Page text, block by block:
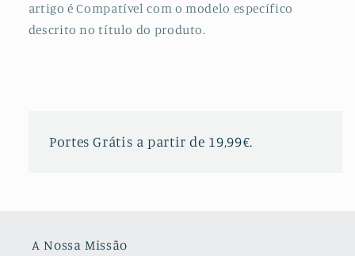
artigo é Compatível com o modelo específico
descrito no título do produto.
Portes Grátis a partir de 19,99€.
A Nossa Missão